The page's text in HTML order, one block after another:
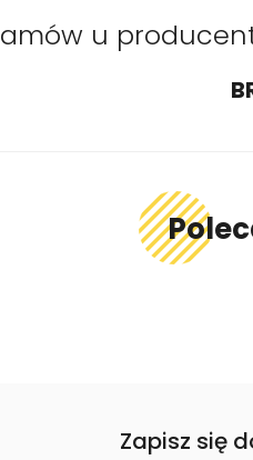
u
Zapisz się